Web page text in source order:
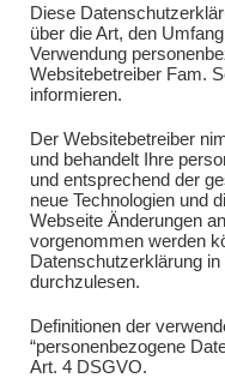
Diese
über die Art, den
Verwendung
Websitebetreiber Fam.
informieren.
Der Websitebetreiber
und behandelt Ihre
und entsprechend der
neue Technologien und
Webseite Änderungen
vorgenommen werden
Datenschutzerklärung
durchzulesen.
Definitionen der
“personenbezogene
Art. 4 DSGVO.